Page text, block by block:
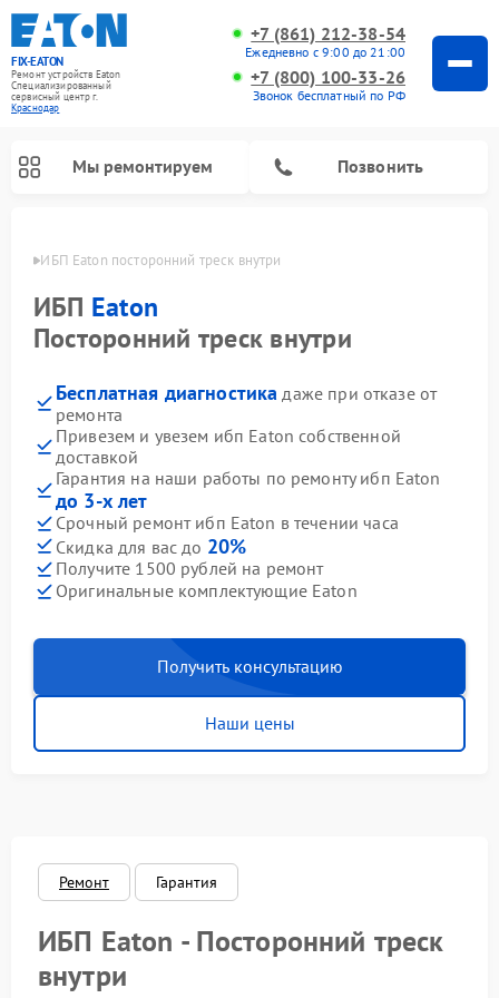
FIX-EATON
Ремонт устройств Eaton
Специализированный
cервисный центр г.
Краснодар
+7 (861) 212-38-54
Ежедневно с 9:00 до 21:00
+7 (800) 100-33-26
Звонок бесплатный по РФ
Мы ремонтируем Позвонить
ИБП Eaton посторонний треск внутри
ИБП Eaton
Посторонний треск внутри
Бесплатная диагностика даже при отказе от
ремонта
Привезем и увезем ибп Eaton собственной
доставкой
Гарантия на наши работы по ремонту ибп Eaton
до 3-х лет
Срочный ремонт ибп Eaton в течении часа
Скидка для вас до 20%
Получите 1500 рублей на ремонт
Оригинальные комплектующие Eaton
Получить консультацию
Наши цены
Ремонт Гарантия
ИБП Eaton - Посторонний треск
внутри